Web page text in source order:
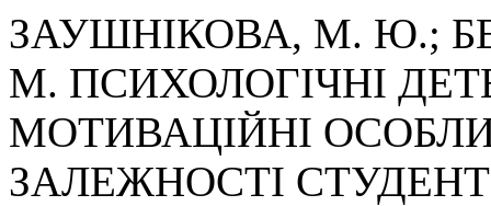
ЗАУШНІКОВА, М. Ю.;
М. ПСИХОЛОГІЧНІ
МОТИВАЦІЙНІ
ЗАЛЕЖНОСТІ